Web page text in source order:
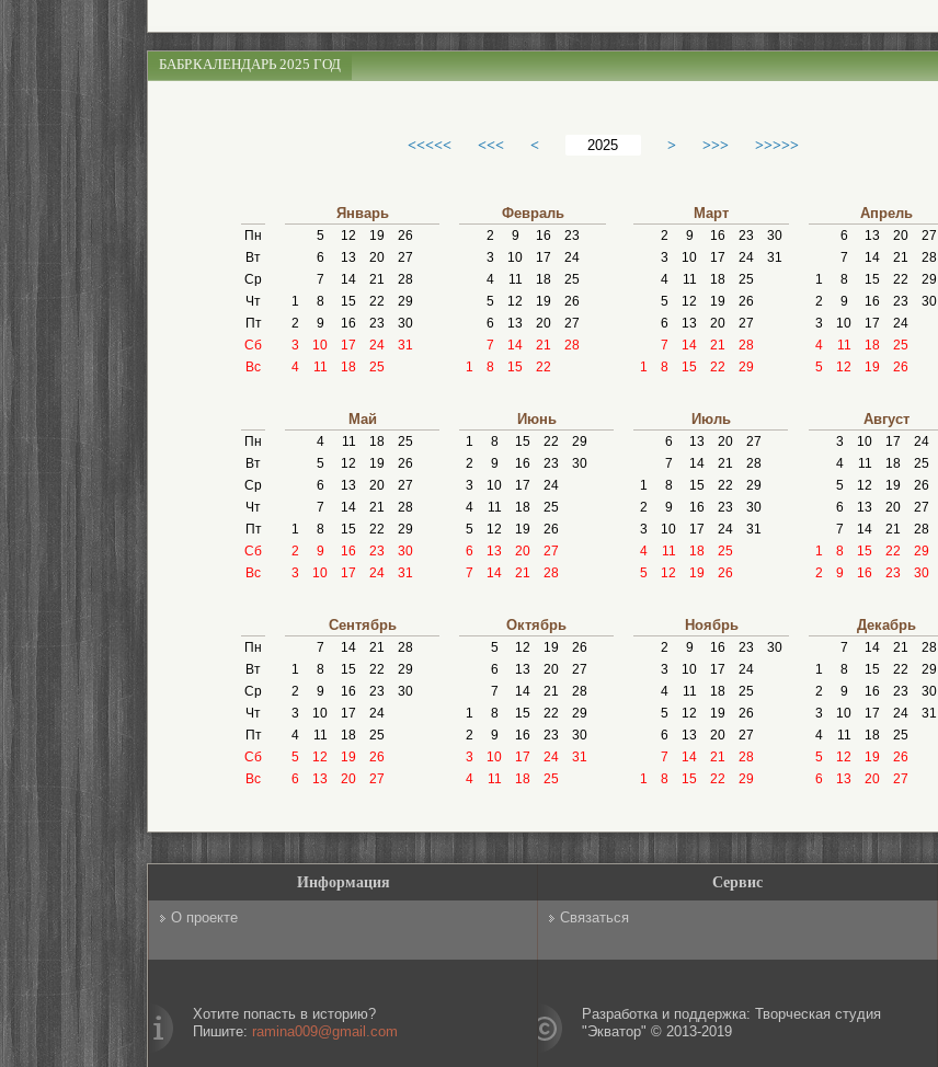
БАБР.КАЛЕНДАРЬ 2025 ГОД
<<<<< <<< < > >>> >>>>>
Пн
Вт
Ср
Чт
Пт
Сб
Вс
Январь
5 12 19
26
6
13 20
27
7
14 21
28
1
8 15 22
29
2
9 16 23
30
3
10 17 24
31
4
11 18 25
Февраль
2 9 16
23
3
10 17
24
4
11 18
25
5
12 19
26
6
13 20
27
7
14 21
28
1
8 15 22
Март
2 9 16 23
30
3
10 17 24
31
4
11 18
25
5
12 19
26
6
13 20
27
7
14 21
28
1
8 15 22 29
Апрель
6 13 20
27
7
14 21
28
1
8 15 22
29
2
9 16 23
30
3
10 17
24
4
11 18
25
5
12 19 26
Пн
Вт
Ср
Чт
Пт
Сб
Вс
Май
4 11 18
25
5
12 19
26
6
13 20
27
7
14 21
28
1
8 15 22
29
2
9 16 23
30
3
10 17 24 31
Июнь
1 8 15 22
29
2
9 16 23
30
3
10 17
24
4
11 18
25
5
12 19
26
6
13 20
27
7
14 21 28
Июль
6 13 20
27
7
14 21
28
1
8 15 22
29
2
9 16 23
30
3
10 17 24
31
4
11 18
25
5
12 19 26
Август
3 10 17 24
4
11 18
25
5
12 19
26
6
13 20
27
7
14 21
28
1
8 15 22
29
2
9 16 23 30
Пн
Вт
Ср
Чт
Пт
Сб
Вс
Сентябрь
7 14 21
28
1
8 15 22
29
2
9 16 23
30
3
10 17
24
4
11 18
25
5
12 19
26
6
13 20 27
Октябрь
5 12 19
26
6
13 20
27
7
14 21
28
1
8 15 22
29
2
9 16 23
30
3
10 17 24
31
4
11 18 25
Ноябрь
2 9 16 23
30
3
10 17
24
4
11 18
25
5
12 19
26
6
13 20
27
7
14 21
28
1
8 15 22 29
Декабрь
7 14 21
28
1
8 15 22
29
2
9 16 23
30
3
10 17 24
31
4
11 18
25
5
12 19
26
6
13 20 27
Информация Сервис
О проекте Связаться
Хотите попасть в историю?
Пишите: ramina009@gmail.com
Разработка и поддержка: Творческая студия
"Экватор" © 2013-2019